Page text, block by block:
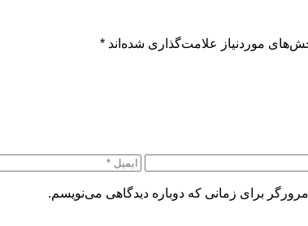
موردنیاز علامت‌گذاری شده‌اند *
برای زمانی که دوباره دیدگاهی می‌نویسم.